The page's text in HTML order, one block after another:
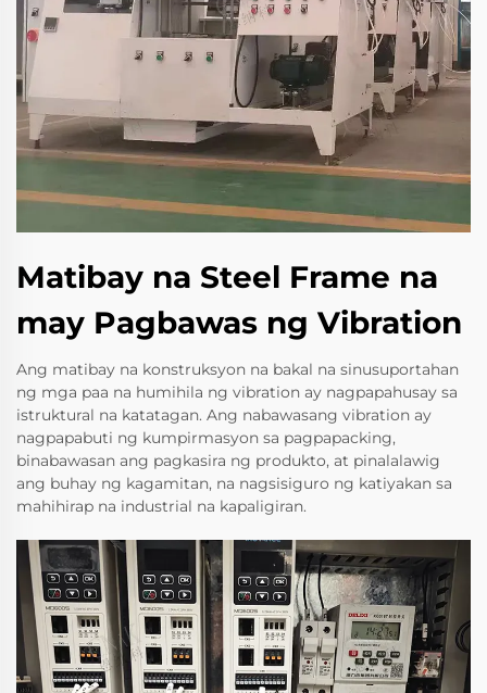
Matibay na Steel Frame na
may Pagbawas ng Vibration
Ang matibay na konstruksyon na bakal na sinusuportahan
ng mga paa na humihila ng vibration ay nagpapahusay sa
istruktural na katatagan. Ang nabawasang vibration ay
nagpapabuti ng kumpirmasyon sa pagpapacking,
binabawasan ang pagkasira ng produkto, at pinalalawig
ang buhay ng kagamitan, na nagsisiguro ng katiyakan sa
mahihirap na industrial na kapaligiran.